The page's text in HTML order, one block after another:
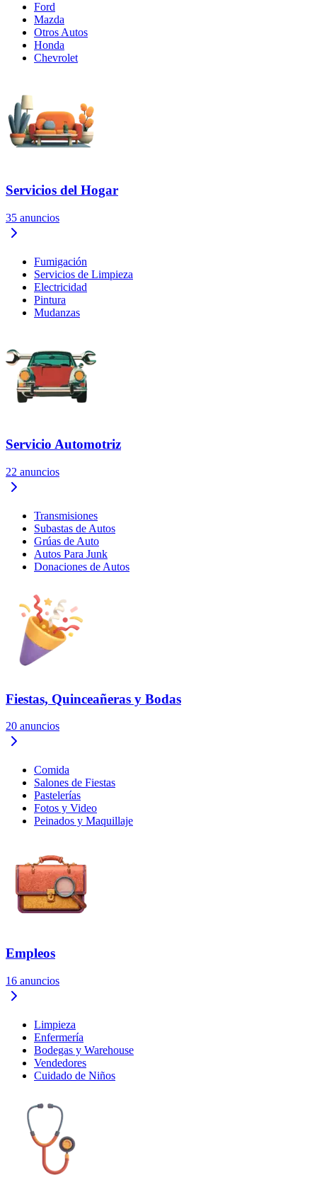
Ford
Mazda
Otros Autos
Honda
Chevrolet
Servicios del Hogar
35 anuncios
Fumigación
Servicios de Limpieza
Electricidad
Pintura
Mudanzas
Servicio Automotriz
22 anuncios
Transmisiones
Subastas de Autos
Grúas de Auto
Autos Para Junk
Donaciones de Autos
Fiestas, Quinceañeras y Bodas
20 anuncios
Comida
Salones de Fiestas
Pastelerías
Fotos y Video
Peinados y Maquillaje
Empleos
16 anuncios
Limpieza
Enfermería
Bodegas y Warehouse
Vendedores
Cuidado de Niños